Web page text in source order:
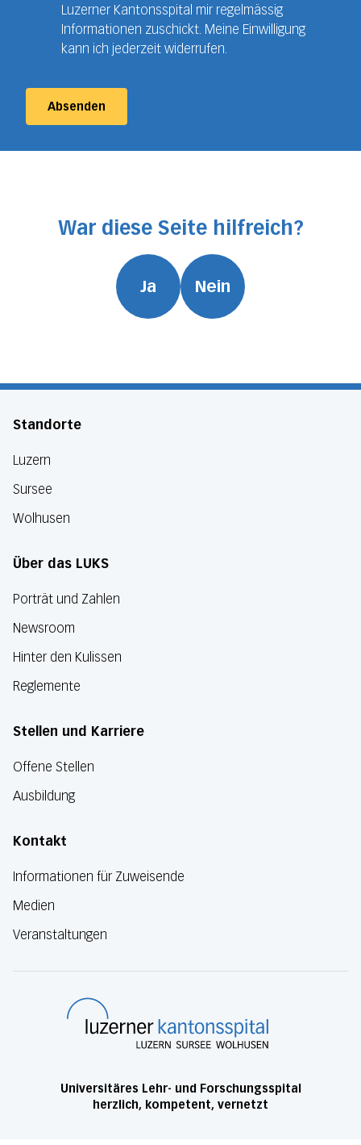
Luzerner Kantonsspital mir regelmässig
Informationen zuschickt. Meine Einwilligung
kann ich jederzeit widerrufen.
Absenden
War diese Seite hilfreich?
Ja Nein
Standorte
Luzern
Sursee
Wolhusen
Über das LUKS
Porträt und Zahlen
Newsroom
Hinter den Kulissen
Reglemente
Stellen und Karriere
Offene Stellen
Ausbildung
Kontakt
Informationen für Zuweisende
Medien
Veranstaltungen
Universitäres Lehr- und Forschungsspital
herzlich, kompetent, vernetzt